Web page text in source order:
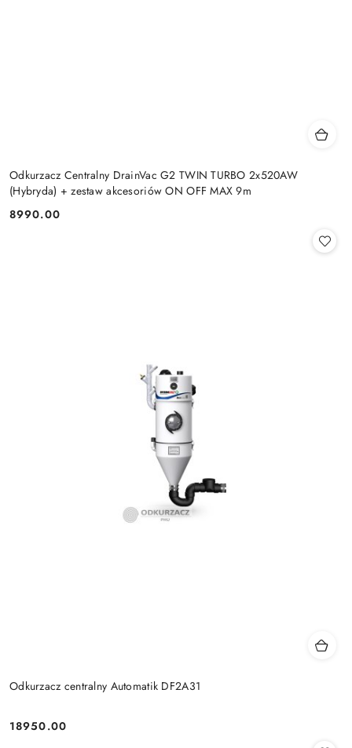
Odkurzacz Centralny DrainVac G2 TWIN TURBO 2x520AW
(Hybryda) + zestaw akcesoriów ON OFF MAX 9m
Cena:
8990.00
Odkurzacz centralny Automatik DF2A31
Cena:
18950.00